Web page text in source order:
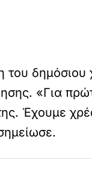
του δημόσιου
«Για
Έχουμε